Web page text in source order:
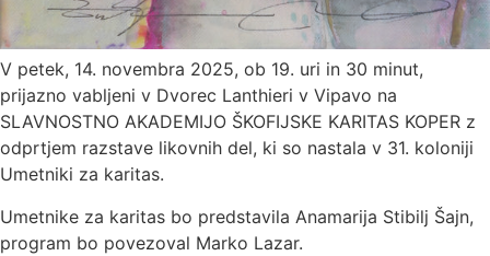
V petek, 14. novembra 2025, ob 19. uri in 30 minut,
prijazno vabljeni v Dvorec Lanthieri v Vipavo na
SLAVNOSTNO AKADEMIJO ŠKOFIJSKE KARITAS KOPER z
odprtjem razstave likovnih del, ki so nastala v 31. koloniji
Umetniki za karitas.
Umetnike za karitas bo predstavila Anamarija Stibilj Šajn,
program bo povezoval Marko Lazar.